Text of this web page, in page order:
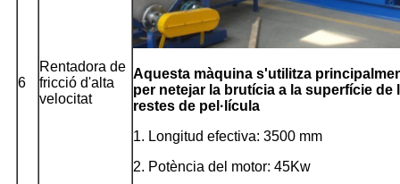
6
Rentadora de
fricció d'alta
velocitat
Aquesta màquina s'utilitza
per netejar la brutícia a la superfície de
restes de pel·lícula
1. Longitud efectiva: 3500 mm
2. Potència del motor: 45Kw